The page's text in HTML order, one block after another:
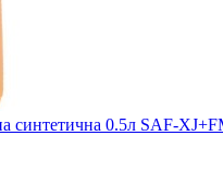
синтетична 0.5л SAF-